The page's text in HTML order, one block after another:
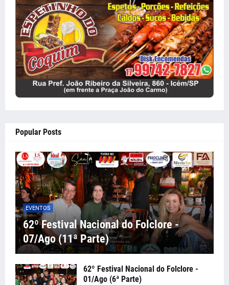
Popular Posts
EVENTOS
62º Festival Nacional do Folclore -
07/Ago (11ª Parte)
62º Festival Nacional do Folclore -
01/Ago (6ª Parte)